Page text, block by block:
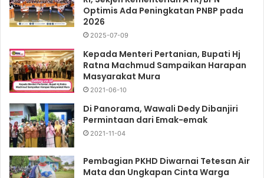
Optimis Ada Peningkatan PNBP pada
2026
2025-07-09
Kepada Menteri Pertanian, Bupati Hj
Ratna Machmud Sampaikan Harapan
Masyarakat Mura
2021-06-10
Di Panorama, Wawali Dedy Dibanjiri
Permintaan dari Emak-emak
2021-11-04
Pembagian PKHD Diwarnai Tetesan Air
Mata dan Ungkapan Cinta Warga